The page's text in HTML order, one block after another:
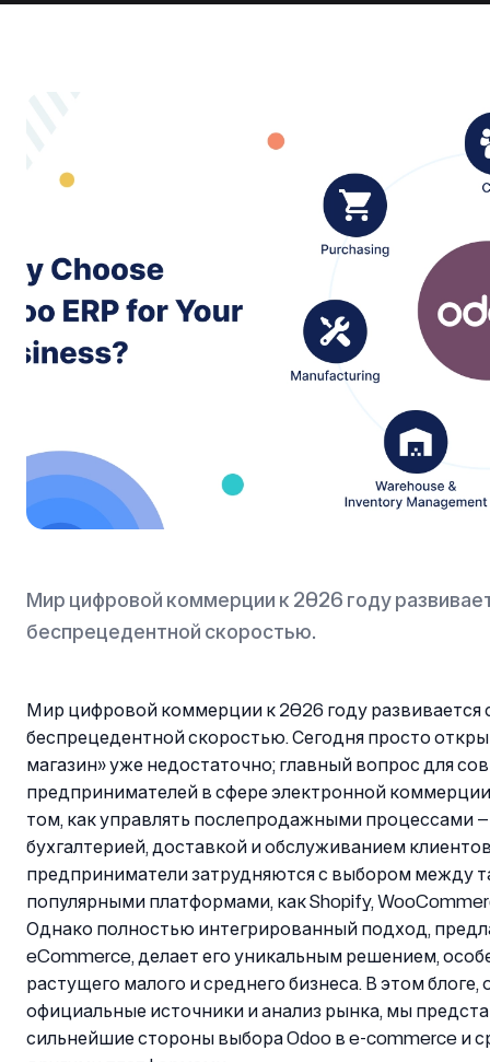
Мир цифровой коммерции к 2026 году
беспрецедентной скоростью.
Мир цифровой коммерции к 2026 году развивается
беспрецедентной скоростью. Сегодня просто
магазин» уже недостаточно; главный вопрос для
предпринимателей в сфере электронной
том, как управлять послепродажными процессами
бухгалтерией, доставкой и обслуживанием
предприниматели затрудняются с выбором между
популярными платформами, как Shopify,
Однако полностью интегрированный подход,
eCommerce, делает его уникальным решением,
растущего малого и среднего бизнеса. В этом блоге,
официальные источники и анализ рынка, мы
сильнейшие стороны выбора Odoo в e-commerce и